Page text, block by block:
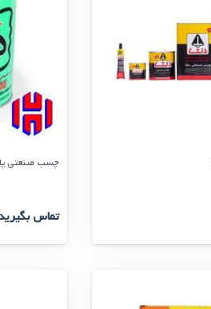
چسب صنعتی پارس
تماس